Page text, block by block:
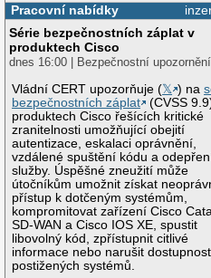
Pracovní nabídky
Série bezpečnostních záplat v
produktech Cisco
dnes 16:00 | Bezpečnostní upozornění
Vládní CERT upozorňuje (𝕏 ) na
bezpečnostních záplat
(CVSS
produktech Cisco řešících kritické
zranitelnosti umožňující obejití
autentizace, eskalaci oprávnění,
vzdálené spuštění kódu a
služby. Úspěšné zneužití může
útočníkům umožnit získat
přístup k dotčeným systémům,
kompromitovat zařízení Cisco
SD-WAN a Cisco IOS XE, spustit
libovolný kód, zpřístupnit citlivé
informace nebo narušit dostupnost
postižených systémů.